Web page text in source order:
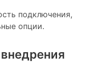
подключения,
опции.